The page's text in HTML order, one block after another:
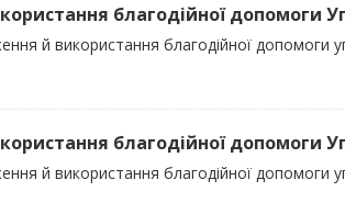
благодійної допомоги
й використання благодійної допомоги
благодійної допомоги
й використання благодійної допомоги